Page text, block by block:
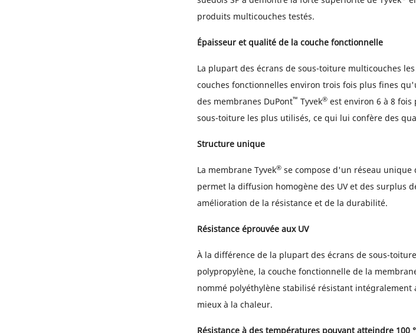
produits multicouches testés.
Épaisseur et qualité de la couche fonctionnelle
La plupart des écrans de sous-toiture multicouches
couches fonctionnelles environ trois fois plus fines
des membranes DuPont™ Tyvek®est environ 6 à 8 fois
sous-toiture les plus utilisés, ce qui lui confère des
Structure unique
La membrane Tyvek®se compose d'un réseau unique
permet la diffusion homogène des UV et des surplus
amélioration de la résistance et de la durabilité.
Résistance éprouvée aux UV
À la différence de la plupart des écrans de sous-
polypropylène, la couche fonctionnelle de la
nommé polyéthylène stabilisé résistant
mieux à la chaleur.
Résistance à des températures pouvant atteindre 100